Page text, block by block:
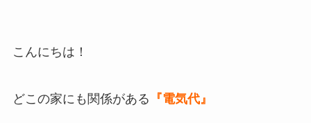
こんにちは！
どこの家にも関係がある 『電気代』